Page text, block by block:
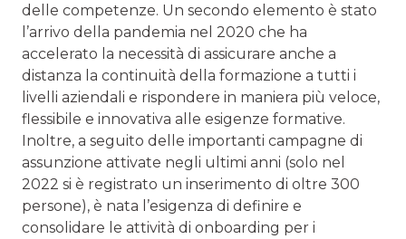
delle competenze. Un secondo elemento è stato
l’arrivo della pandemia nel 2020 che ha
accelerato la necessità di assicurare anche a
distanza la continuità della formazione a tutti i
livelli aziendali e rispondere in maniera più veloce,
flessibile e innovativa alle esigenze formative.
Inoltre, a seguito delle importanti campagne di
assunzione attivate negli ultimi anni (solo nel
2022 si è registrato un inserimento di oltre 300
persone), è nata l’esigenza di definire e
consolidare le attività di onboarding per i